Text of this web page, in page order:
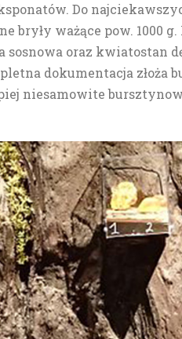
Do
bryły ważące pow. 1000
oraz kwiatostan
dokumentacja złoża
niesamowite